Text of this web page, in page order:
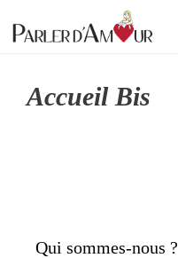
au
Accueil Bis
Qui sommes-nous ?